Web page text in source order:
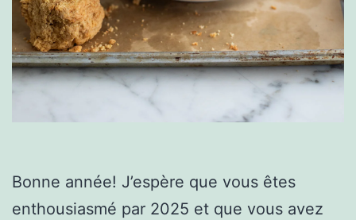
Bonne année! J’espère que vous êtes
enthousiasmé par 2025 et que vous avez